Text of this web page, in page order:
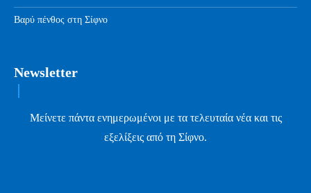
Βαρύ πένθος στη Σίφνο
Newsletter
Μείνετε πάντα ενημερωμένοι με τα τελευταία νέα και τις
εξελίξεις από τη Σίφνο.